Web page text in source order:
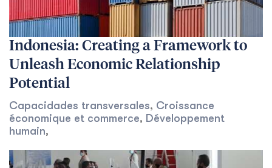
Indonesia: Creating a Framework to
Unleash Economic Relationship
Potential
Capacidades transversales, Croissance
économique et commerce, Développement
humain,